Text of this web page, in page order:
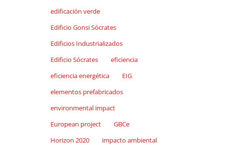
edificación verde
Edificio Gonsi Sócrates
Edificios Industrializados
Edificio Sócrates
eficiencia
eficiencia energética
EIG
elementos prefabricados
environmental impact
European project
GBCe
Horizon 2020
impacto ambiental